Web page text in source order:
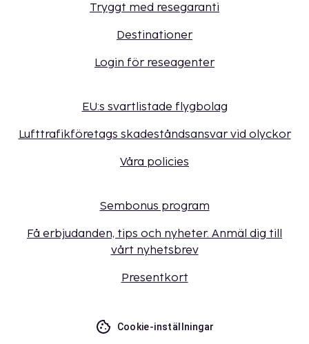
Tryggt med resegaranti
Destinationer
Login för reseagenter
EU:s svartlistade flygbolag
Lufttrafikföretags skadeståndsansvar vid olyckor
Våra policies
Sembonus program
Få erbjudanden, tips och nyheter. Anmäl dig till
vårt nyhetsbrev
Presentkort
Cookie-inställningar